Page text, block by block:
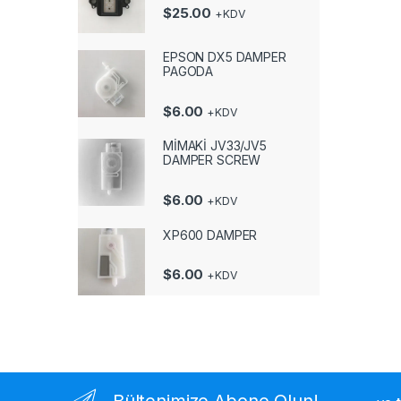
$25.00 +KDV
EPSON DX5 DAMPER
PAGODA
$6.00 +KDV
MİMAKİ JV33/JV5
DAMPER SCREW
$6.00 +KDV
XP600 DAMPER
$6.00 +KDV